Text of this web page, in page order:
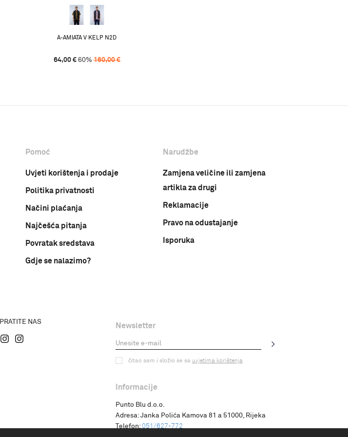
A-AMIATA V KELP N2D
64,00 € 60% 160,00€
Pomoć
Uvjeti korištenja i prodaje
Politika privatnosti
Načini plaćanja
Najčešća pitanja
Povratak sredstava
Gdje se nalazimo?
Narudžbe
Zamjena veličine ili zamjena
artikla za drugi
Reklamacije
Pravo na odustajanje
Isporuka
PRATITE NAS Newsletter
čitao sam i složio se sa uvjetima korištenja
Informacije
Punto Blu d.o.o.
Adresa: Janka Polića Kamova 81 a 51000, Rijeka
Telefon: 051/627-772